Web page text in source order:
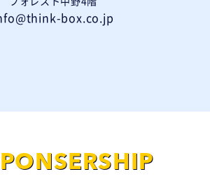
box.co.jp